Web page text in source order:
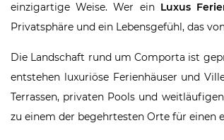
einzigartige Weise. Wer ein Luxus
Privatsphäre und ein Lebensgefühl, das
Die Landschaft rund um Comporta ist
entstehen luxuriöse Ferienhäuser und
Terrassen, privaten Pools und
zu einem der begehrtesten Orte für einen